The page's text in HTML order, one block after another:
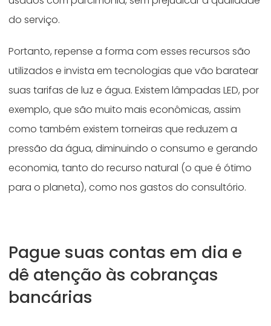
do serviço.
Portanto, repense a forma com esses recursos são
utilizados e invista em tecnologias que vão baratear
suas tarifas de luz e água. Existem lâmpadas LED, por
exemplo, que são muito mais econômicas, assim
como também existem torneiras que reduzem a
pressão da água, diminuindo o consumo e gerando
economia, tanto do recurso natural (o que é ótimo
para o planeta), como nos gastos do consultório.
Pague suas contas em dia e
dê atenção às cobranças
bancárias